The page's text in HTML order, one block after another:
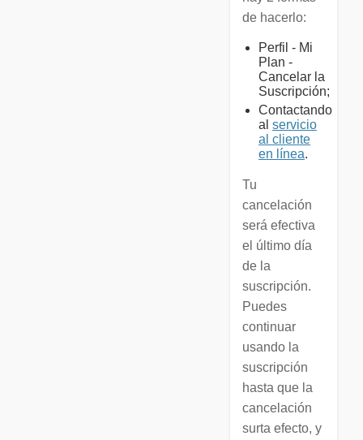
de hacerlo:
Perfil - Mi
Plan -
Cancelar la
Suscripción;
Contactando
al servicio
al cliente
en línea.
Tu
cancelación
será efectiva
el último día
de la
suscripción.
Puedes
continuar
usando la
suscripción
hasta que la
cancelación
surta efecto, y